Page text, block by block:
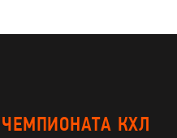
КХЛ